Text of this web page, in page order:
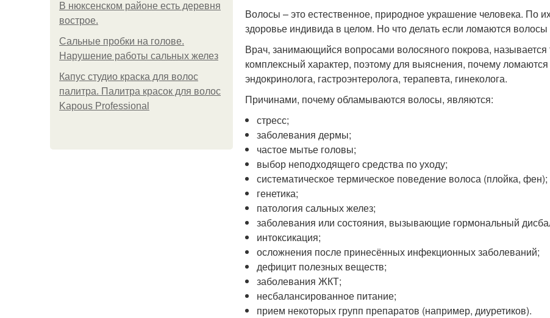
В нюксенском районе есть деревня
вострое.
Сальные пробки на голове.
Нарушение работы сальных желез
Капус студио краска для волос
палитра. Палитра красок для волос
Kapous Professional
Волосы – это естественное, природное украшение человека. По
здоровье индивида в целом. Но что делать если ломаются
Врач, занимающийся вопросами волосяного покрова,
комплексный характер, поэтому для выяснения, почему
эндокринолога, гастроэнтеролога, терапевта, гинеколога.
Причинами, почему обламываются волосы, являются:
стресс;
заболевания дермы;
частое мытье головы;
выбор неподходящего средства по уходу;
систематическое термическое поведение волоса (плойка, фен);
генетика;
патология сальных желез;
заболевания или состояния, вызывающие гормональный
интоксикация;
осложнения после принесённых инфекционных заболеваний;
дефицит полезных веществ;
заболевания ЖКТ;
несбалансированное питание;
прием некоторых групп препаратов (например, диуретиков).